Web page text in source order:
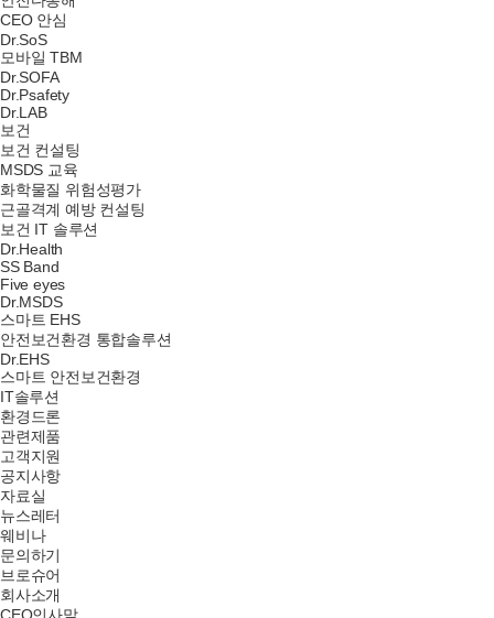
CEO 안심
Dr.SoS
모바일 TBM
Dr.SOFA
Dr.Psafety
Dr.LAB
보건
보건 컨설팅
MSDS 교육
화학물질 위험성평가
근골격계 예방 컨설팅
보건 IT 솔루션
Dr.Health
SS Band
Five eyes
Dr.MSDS
스마트 EHS
안전보건환경 통합솔루션
Dr.EHS
스마트 안전보건환경
IT솔루션
환경드론
관련제품
고객지원
공지사항
자료실
뉴스레터
웨비나
문의하기
브로슈어
회사소개